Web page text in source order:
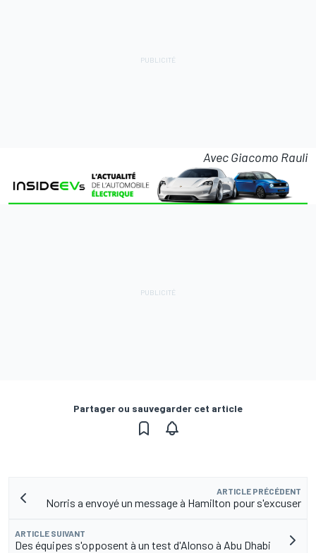
Avec Giacomo Rauli
Partager ou sauvegarder cet article
ARTICLE PRÉCÉDENT
Norris a envoyé un message à Hamilton pour s'excuser
ARTICLE SUIVANT
Des équipes s'opposent à un test d'Alonso à Abu Dhabi